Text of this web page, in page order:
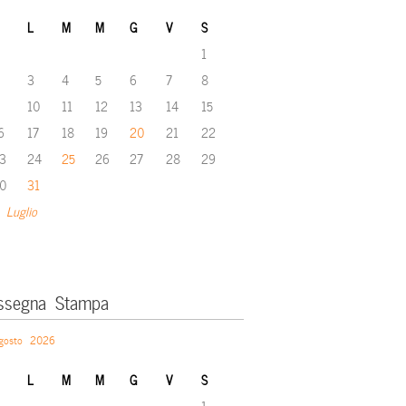
L M M G V S
Luglio
1
3 4 5 6 7
8
10 11 12 13 14
15
17 18 19 20 21
22
24 25 26 27 28
29
31
Stampa
2026
L M M G V S